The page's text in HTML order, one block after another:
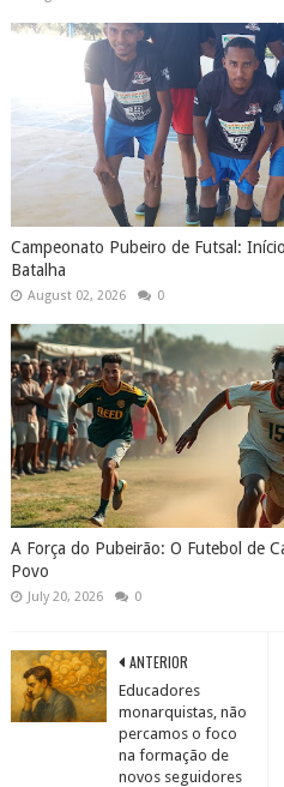
Campeonato Pubeiro de Futsal:
Batalha
August 02, 2026 0
A Força do Pubeirão: O Futebol de
Povo
July 20, 2026 0
ANTERIOR
Educadores
monarquistas, não
percamos o foco
na formação de
novos seguidores